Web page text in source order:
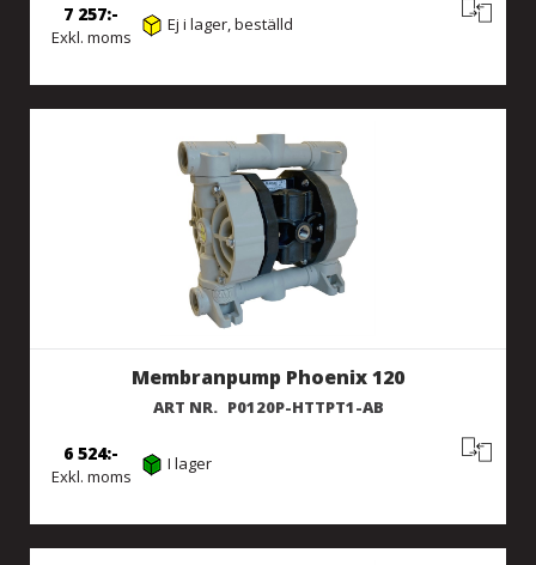
Exkl. moms
7 257 Ej i lager, beställd
Membranpump Phoenix 120
ART NR. P0120P-HTTPT1-AB
Exkl. moms
6 524 I lager